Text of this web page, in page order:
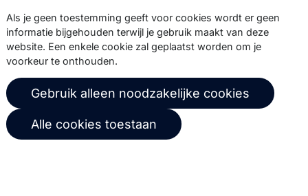
Copernica-nieuws
Carrière bij Copernica
Neem contact op
De Ruijterkade 112
1011 AB Amsterdam
+31 (0)20 520 61 90
info@copernica.com
Als je geen toestemming geeft voor cookies wordt er geen
informatie bijgehouden terwijl je gebruik maakt van deze
website. Een enkele cookie zal geplaatst worden om je
voorkeur te onthouden.
Gebruik alleen noodzakelijke cookies
Alle cookies toestaan